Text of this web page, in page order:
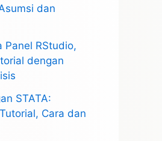
dan
Panel RStudio,
dengan
STATA:
Cara dan